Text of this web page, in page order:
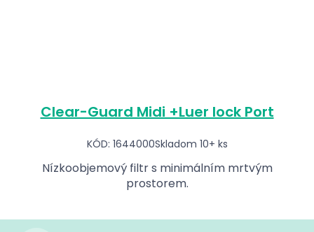
Clear-Guard Midi +Luer lock Port
KÓD: 1644000Skladom 10+ ks
Nízkoobjemový filtr s minimálním mrtvým
prostorem.